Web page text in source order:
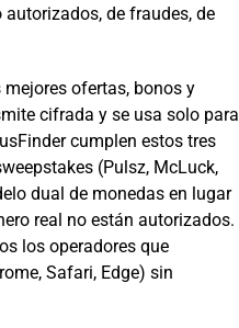
de fraudes, de
ofertas, bonos y
cifrada y se usa solo para
cumplen estos tres
(Pulsz, McLuck,
dual de monedas en lugar
real no están autorizados.
los operadores que
Safari, Edge) sin